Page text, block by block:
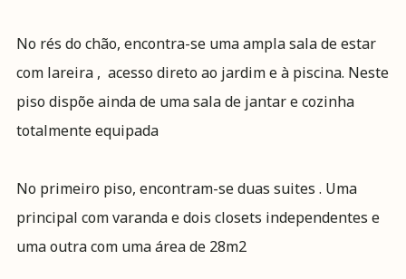
No rés do chão, encontra-se uma ampla sala de estar
com lareira , acesso direto ao jardim e à piscina. Neste
piso dispõe ainda de uma sala de jantar e cozinha
totalmente equipada
No primeiro piso, encontram-se duas suites . Uma
principal com varanda e dois closets independentes e
uma outra com uma área de 28m2